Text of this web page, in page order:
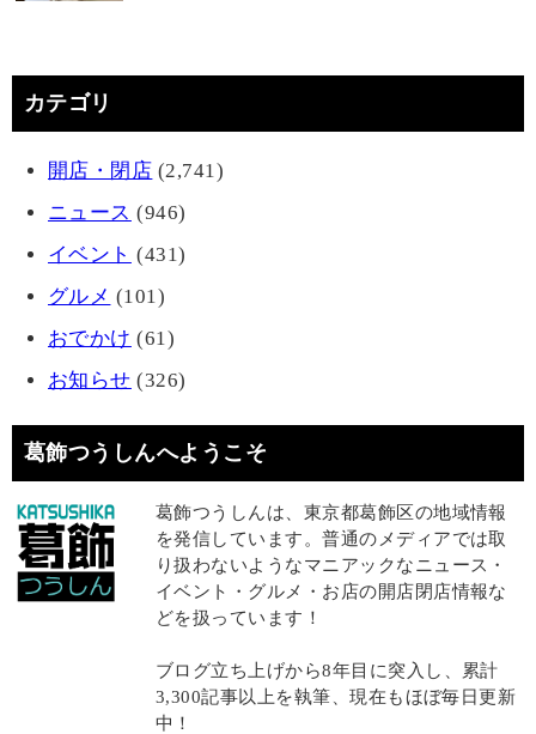
カテゴリ
開店・閉店 (2,741)
ニュース (946)
イベント (431)
グルメ (101)
おでかけ (61)
お知らせ (326)
葛飾つうしんへようこそ
葛飾つうしんは、東京都葛飾区の地域情報
を発信しています。普通のメディアでは取
り扱わないようなマニアックなニュース・
イベント・グルメ・お店の開店閉店情報な
どを扱っています！
ブログ立ち上げから8年目に突入し、累計
3,300記事以上を執筆、現在もほぼ毎日更新
中！